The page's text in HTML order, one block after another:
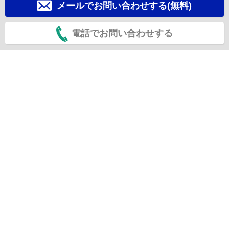
メールでお問い合わせする(無料)
電話でお問い合わせする